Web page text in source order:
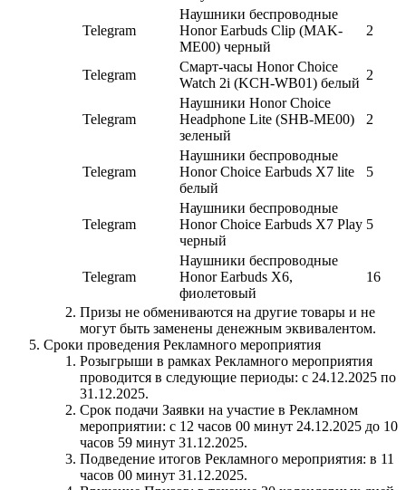
Telegram
Наушники беспроводные
Honor Earbuds Clip (MAK-
ME00) черный
2
Telegram
Смарт-часы Honor Choice
Watch 2i (KCH-WB01) белый
2
Telegram
Наушники Honor Choice
Headphone Lite (SHB-ME00)
зеленый
2
Telegram
Наушники беспроводные
Honor Choice Earbuds X7 lite
белый
5
Telegram
Наушники беспроводные
Honor Choice Earbuds X7 Play
черный
5
Telegram
Наушники беспроводные
Honor Earbuds X6,
фиолетовый
16
Призы не обмениваются на другие товары и не
могут быть заменены денежным эквивалентом.
Сроки проведения Рекламного мероприятия
Розыгрыши в рамках Рекламного мероприятия
проводится в следующие периоды: с 24.12.2025 по
31.12.2025.
Срок подачи Заявки на участие в Рекламном
мероприятии: с 12 часов 00 минут 24.12.2025 до 10
часов 59 минут 31.12.2025.
Подведение итогов Рекламного мероприятия: в 11
часов 00 минут 31.12.2025.